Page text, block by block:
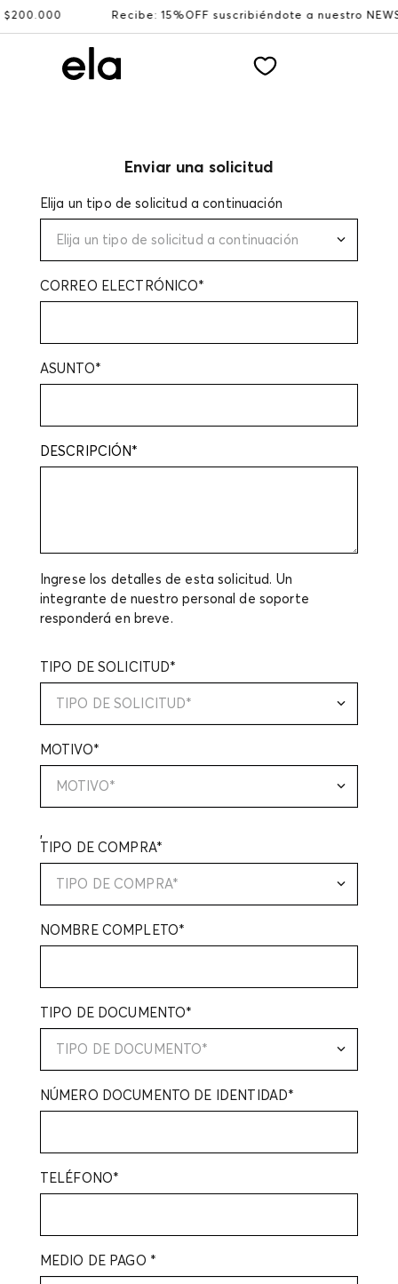
Recibe: 15%OFF suscribiéndote a nuestro
Enviar una solicitud
Elija un tipo de solicitud a continuación
Elija un tipo de solicitud a continuación
CORREO ELECTRÓNICO*
ASUNTO*
DESCRIPCIÓN*
Ingrese los detalles de esta solicitud. Un
integrante de nuestro personal de soporte
responderá en breve.
TIPO DE SOLICITUD*
TIPO DE SOLICITUD*
MOTIVO*
MOTIVO*
,
TIPO DE COMPRA*
TIPO DE COMPRA*
NOMBRE COMPLETO*
TIPO DE DOCUMENTO*
TIPO DE DOCUMENTO*
NÚMERO DOCUMENTO DE IDENTIDAD*
TELÉFONO*
MEDIO DE PAGO *